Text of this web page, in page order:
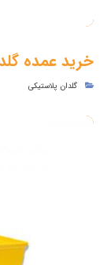
خرید عمده
گلدان پلاستیکی